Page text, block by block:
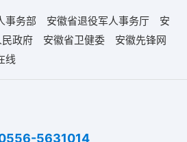
事务部 安徽省退役军人事务厅
安
政府 安徽省卫健委
安徽先锋网
线
5631014